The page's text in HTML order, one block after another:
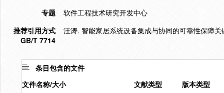
专题
软件工程技术研究开发中心
推荐引用方式
GB/T 7714
汪涛. 智能家居系统设备集成与协同的可靠性保障
条目包含的文件
文件名称/大小
文献类型 版本类型